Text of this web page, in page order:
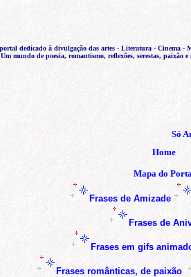
dedicado à divulgação das artes - Literatura - Cinema -
Um mundo de poesia, romantismo, reflexões, serestas, paixão e
Só
Home
Mapa do
Frases de Amizade
Frases de
Frases em gifs
Frases românticas, de paixão